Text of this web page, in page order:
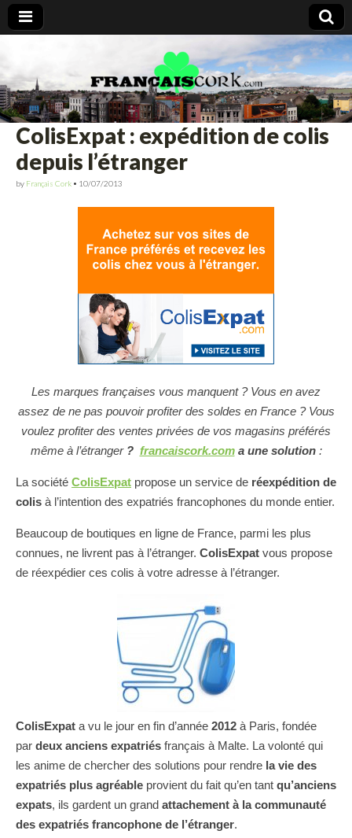
Francais Cork
ColisExpat : expédition de colis
depuis l’étranger
by Français Cork • 10/07/2013
Les marques françaises vous manquent ? Vous en avez
assez de ne pas pouvoir profiter des soldes en France ? Vous
voulez profiter des ventes privées de vos magasins préférés
même à l’étranger ? francaiscork.coma une solution:
La société ColisExpat propose un service de réexpédition de
colis à l’intention des expatriés francophones du monde entier.
Beaucoup de boutiques en ligne de France, parmi les plus
connues, ne livrent pas à l’étranger. ColisExpat vous propose
de réexpédier ces colis à votre adresse à l’étranger.
ColisExpat a vu le jour en fin d’année 2012 à Paris, fondée
par deux anciens expatriés français à Malte. La volonté qui
les anime de chercher des solutions pour rendre la vie des
expatriés plus agréable provient du fait qu’en tant qu’anciens
expats, ils gardent un grand attachement à la communauté
des expatriés francophone de l’étranger.